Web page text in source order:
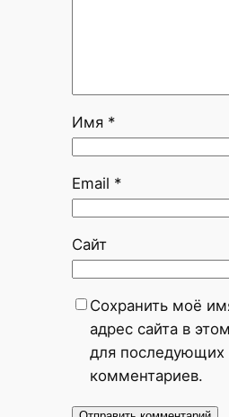
Имя *
Email *
Сайт
Сохранить моё
адрес сайта в
для последующих
комментариев.